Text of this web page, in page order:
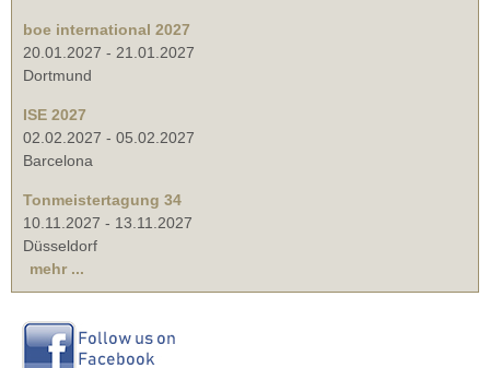
boe international 2027
20.01.2027 - 21.01.2027
Dortmund
ISE 2027
02.02.2027 - 05.02.2027
Barcelona
Tonmeistertagung 34
10.11.2027 - 13.11.2027
Düsseldorf
mehr ...